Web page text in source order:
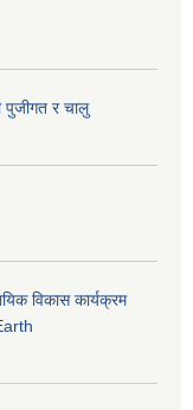
र चालु
विकास कार्यक्रम